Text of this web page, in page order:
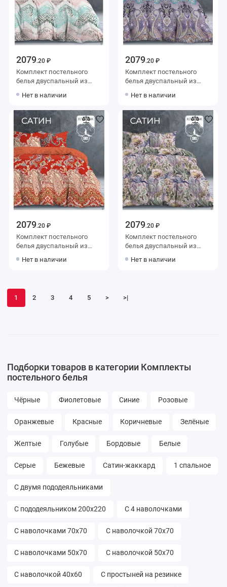
2079.20 ₽
Комплект постельного
белья двуспальный из
50х70 2 шт Рисунок The
Нет в наличии
2079.20 ₽
Комплект постельного
белья двуспальный из
50х70 2 шт Узор The Дом
Нет в наличии
2079.20 ₽
Комплект постельного
белья двуспальный из
50х70 2 шт Узор The Дом
Нет в наличии
2079.20 ₽
Комплект постельного
белья двуспальный из
50х70 2 шт Цветы The Дом
Нет в наличии
1 2 3 4 5 > >|
Подборки товаров в категории Комплекты
постельного белья
Чёрные Фиолетовые Синие Розовые
Оранжевые Красные Коричневые Зелёные
Желтые Голубые Бордовые Белые
Серые Бежевые Сатин-жаккард 1 спальное
С двумя пододеяльниками
С пододеяльником 200х220 С 4 наволочками
С наволочками 70х70 С наволочкой 70х70
С наволочками 50х70 С наволочкой 50х70
С наволочкой 40х60 С простыней на резинке